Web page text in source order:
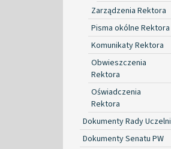
Zarządzenia Rektora
Pisma okólne Rektora
Komunikaty Rektora
Obwieszczenia
Rektora
Oświadczenia
Rektora
Dokumenty Rady Uczelni
Dokumenty Senatu PW